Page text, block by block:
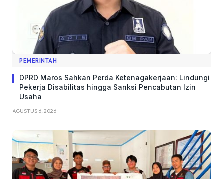
PEMERINTAH
DPRD Maros Sahkan Perda Ketenagakerjaan: Lindungi
Pekerja Disabilitas hingga Sanksi Pencabutan Izin
Usaha
AGUSTUS 6, 2026